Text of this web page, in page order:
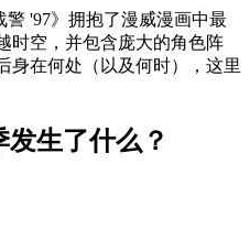
'97》拥抱了漫威漫画中最
时空，并包含庞大的角色阵
身在何处（以及何时），这里
发生了什么？